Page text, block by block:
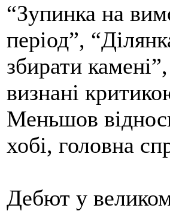
“Зупинка на
період”,
збирати
визнані
Меньшов
хобі, головна
Дебют у